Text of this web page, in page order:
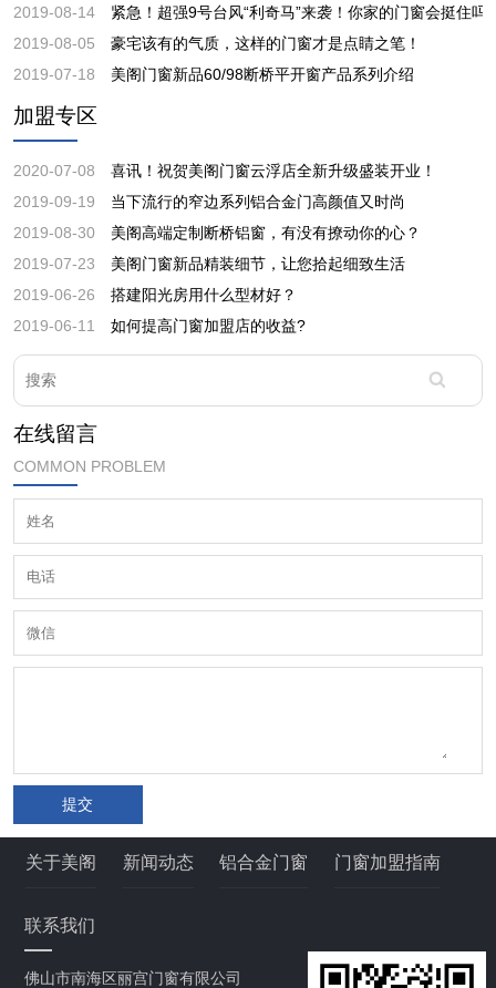
2019-08-14
紧急！超强9号台风“利奇马”来袭！你家的门窗会挺住吗
2019-08-05
豪宅该有的气质，这样的门窗才是点睛之笔！
2019-07-18
美阁门窗新品60/98断桥平开窗产品系列介绍
加盟专区
2020-07-08
喜讯！祝贺美阁门窗云浮店全新升级盛装开业！
2019-09-19
当下流行的窄边系列铝合金门高颜值又时尚
2019-08-30
美阁高端定制断桥铝窗，有没有撩动你的心？
2019-07-23
美阁门窗新品精装细节，让您拾起细致生活
2019-06-26
搭建阳光房用什么型材好？
2019-06-11
如何提高门窗加盟店的收益?
在线留言
COMMON PROBLEM
提交
关于美阁 新闻动态 铝合金门窗 门窗加盟指南
联系我们
佛山市南海区丽宫门窗有限公司